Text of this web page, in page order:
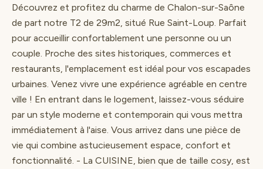
Découvrez et profitez du charme de Chalon-sur-Saône
de part notre T2 de 29m2, situé Rue Saint-Loup. Parfait
pour accueillir confortablement une personne ou un
couple. Proche des sites historiques, commerces et
restaurants, l'emplacement est idéal pour vos escapades
urbaines. Venez vivre une expérience agréable en centre
ville ! En entrant dans le logement, laissez-vous séduire
par un style moderne et contemporain qui vous mettra
immédiatement à l'aise. Vous arrivez dans une pièce de
vie qui combine astucieusement espace, confort et
fonctionnalité. - La CUISINE, bien que de taille cosy, est